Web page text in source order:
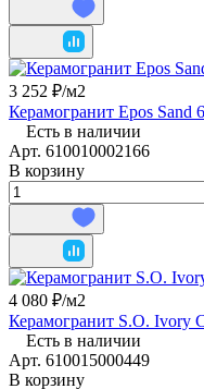
3 252 ₽/м2
Керамогранит Epos Sand
Есть в наличии
Арт. 610010002166
В корзину
4 080 ₽/м2
Керамогранит S.O. Ivory
Есть в наличии
Арт. 610015000449
В корзину